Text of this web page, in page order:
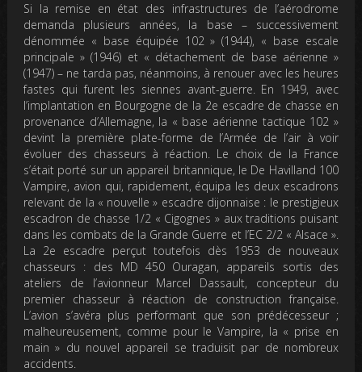
Si la remise en état des infrastructures de l’aérodrome
demanda plusieurs années, la base – successivement
dénommée « base équipée 102 » (1944), « base escale
principale » (1946) et « détachement de base aérienne »
(1947) – ne tarda pas, néanmoins, à renouer avec les heures
fastes qui furent les siennes avant-guerre. En 1949, avec
l’implantation en Bourgogne de la 2e escadre de chasse en
provenance d’Allemagne, la « base aérienne tactique 102 »
devint la première plate-forme de l’Armée de l’air à voir
évoluer des chasseurs à réaction. Le choix de la France
s’était porté sur un appareil britannique, le De Havilland 100
Vampire, avion qui, rapidement, équipa les deux escadrons
relevant de la « nouvelle » escadre dijonnaise : le prestigieux
escadron de chasse 1/2 « Cigognes » aux traditions puisant
dans les combats de la Grande Guerre et l’EC 2/2 « Alsace ».
La 2e escadre perçut toutefois dès 1953 de nouveaux
chasseurs : des MD 450 Ouragan, appareils sortis des
ateliers de l’avionneur Marcel Dassault, concepteur du
premier chasseur à réaction de construction française.
L’avion s’avéra plus performant que son prédécesseur ;
malheureusement, comme pour le Vampire, la « prise en
main » du nouvel appareil se traduisit par de nombreux
accidents.